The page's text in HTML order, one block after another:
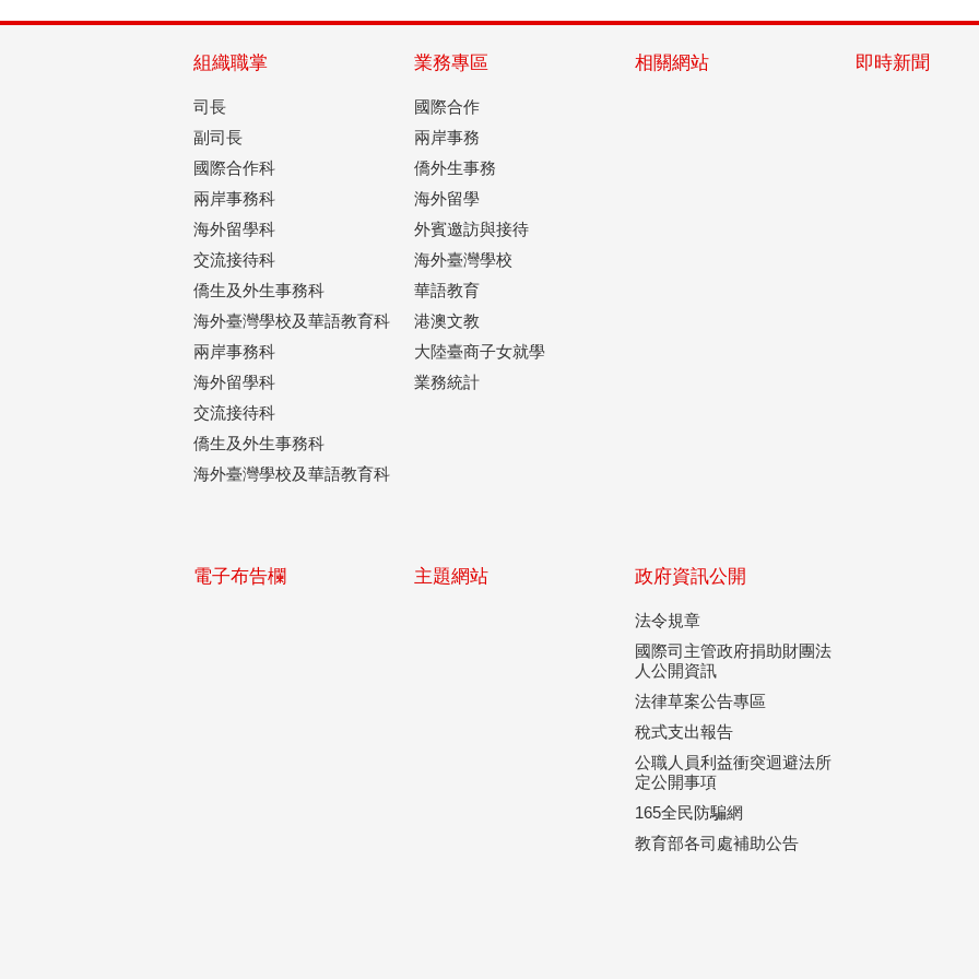
組織職掌
司長
副司長
國際合作科
兩岸事務科
海外留學科
交流接待科
僑生及外生事務科
海外臺灣學校及華語教育科
兩岸事務科
海外留學科
交流接待科
僑生及外生事務科
海外臺灣學校及華語教育科
業務專區
國際合作
兩岸事務
僑外生事務
海外留學
外賓邀訪與接待
海外臺灣學校
華語教育
港澳文教
大陸臺商子女就學
業務統計
相關網站 即時新聞
電子布告欄 主題網站 政府資訊公開
法令規章
國際司主管政府捐助財團法
人公開資訊
法律草案公告專區
稅式支出報告
公職人員利益衝突迴避法所
定公開事項
165全民防騙網
教育部各司處補助公告